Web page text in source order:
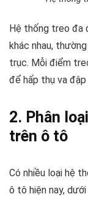
Hệ thống treo đa
khác nhau,
trục. Mỗi điểm
để hấp thụ va đập
2. Phân
trên ô tô
Có nhiều loại hệ
ô tô hiện nay,